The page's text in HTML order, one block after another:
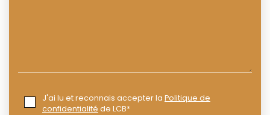
J'ai lu et reconnais accepter la Politique de
confidentialité de LCB*